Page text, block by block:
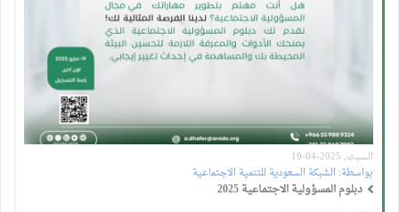
السبت, 2025-04-19
بواسطة:الشبكة السعودية للتنمية الاجتماعية
دبلوم المسؤولية الاجتماعية 2025